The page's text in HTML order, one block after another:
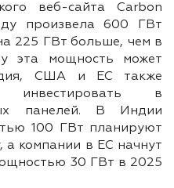
веб-сайта Carbon
произвела 600 ГВт
225 ГВт больше, чем в
эта мощность может
США и ЕС также
инвестировать в
панелей. В Индии
100 ГВт планируют
а компании в ЕС начнут
30 ГВт в 2025